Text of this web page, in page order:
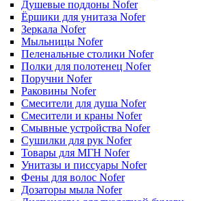
Душевые поддоны Nofer
Ёршики для унитаза Nofer
Зеркала Nofer
Мыльницы Nofer
Пеленальные столики Nofer
Полки для полотенец Nofer
Поручни Nofer
Раковины Nofer
Смесители для душа Nofer
Смесители и краны Nofer
Смывные устройства Nofer
Сушилки для рук Nofer
Товары для МГН Nofer
Унитазы и писсуары Nofer
Фены для волос Nofer
Дозаторы мыла Nofer